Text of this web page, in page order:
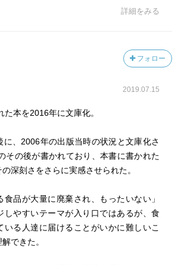
を知りたい方にとては、教科書的な本の
詳細をみる
フォロー
2019.07.15
本を2016年に文庫化。
に、2006年の出版当時の状況と文庫化さ
その後が書かれており、本書に書かれた
深刻さをさらに実感させられた。
食品が大量に廃棄され、もったいない」
しやすいテーマが入り口ではあるが、食
いる人達に届けることがいかに難しいこ
できた。